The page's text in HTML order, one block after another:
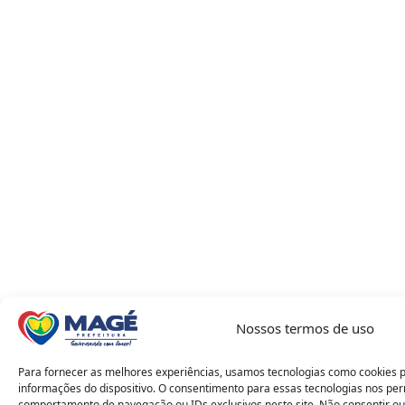
Nossos termos de uso
Para fornecer as melhores experiências, usamos tecnologias como cookies
informações do dispositivo. O consentimento para essas tecnologias nos